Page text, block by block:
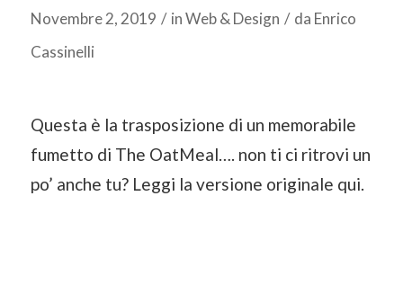
Novembre 2, 2019 / inWeb & Design / da Enrico
Cassinelli
Questa è la trasposizione di un memorabile
fumetto di The OatMeal…. non ti ci ritrovi un
po’ anche tu? Leggi la versione originale qui.